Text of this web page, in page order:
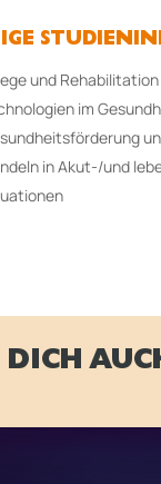
und Rehabilitation
im
in Akut-/und